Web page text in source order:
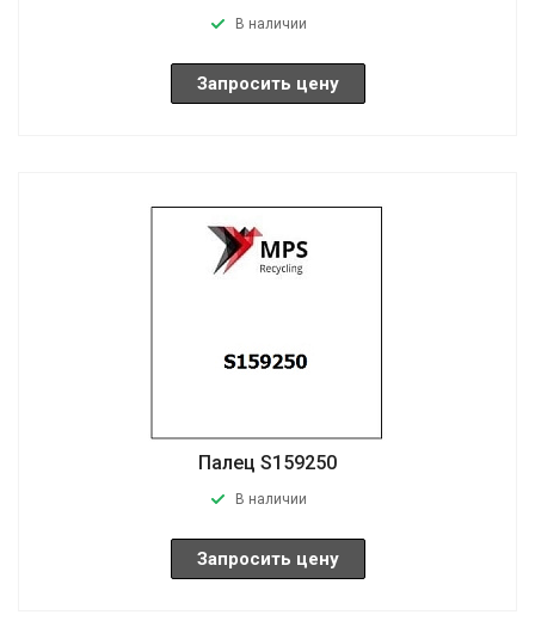
В наличии
Запросить цену
Палец S159250
В наличии
Запросить цену